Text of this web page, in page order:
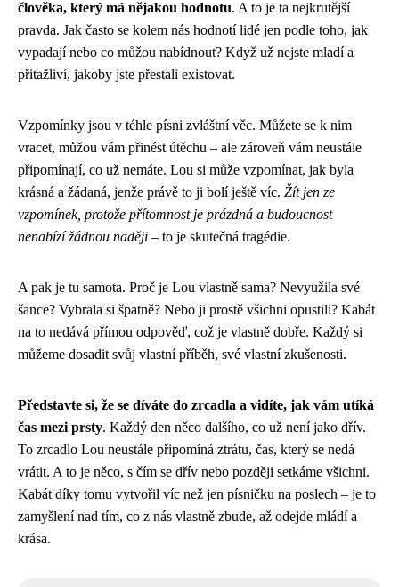
člověka, který má nějakou hodnotu. A to je ta nejkrutější
pravda. Jak často se kolem nás hodnotí lidé jen podle toho, jak
vypadají nebo co můžou nabídnout? Když už nejste mladí a
přitažliví, jakoby jste přestali existovat.
Vzpomínky jsou v téhle písni zvláštní věc. Můžete se k nim
vracet, můžou vám přinést útěchu – ale zároveň vám neustále
připomínají, co už nemáte. Lou si může vzpomínat, jak byla
krásná a žádaná, jenže právě to ji bolí ještě víc. Žít jen ze
vzpomínek, protože přítomnost je prázdná a budoucnost
nenabízí žádnou naději – to je skutečná tragédie.
A pak je tu samota. Proč je Lou vlastně sama? Nevyužila své
šance? Vybrala si špatně? Nebo ji prostě všichni opustili? Kabát
na to nedává přímou odpověď, což je vlastně dobře. Každý si
můžeme dosadit svůj vlastní příběh, své vlastní zkušenosti.
Představte si, že se díváte do zrcadla a vidíte, jak vám utíká
čas mezi prsty. Každý den něco dalšího, co už není jako dřív.
To zrcadlo Lou neustále připomíná ztrátu, čas, který se nedá
vrátit. A to je něco, s čím se dřív nebo později setkáme všichni.
Kabát díky tomu vytvořil víc než jen písničku na poslech – je to
zamyšlení nad tím, co z nás vlastně zbude, až odejde mládí a
krása.